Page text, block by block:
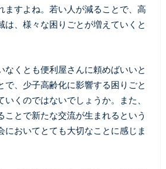
ますよね。若い人が減ることで、高
は、様々な困りごとが増えていくと
なくとも便利屋さんに頼めばいいと
で、少子高齢化に影響する困りごと
くのではないでしょうか。また、
ことで新たな交流が生まれるという
においてとても大切なことに感じま